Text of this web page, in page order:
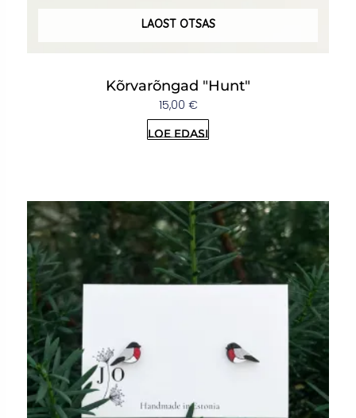
LAOST OTSAS
Kõrvarõngad "Hunt"
15,00 €
Loe edasi